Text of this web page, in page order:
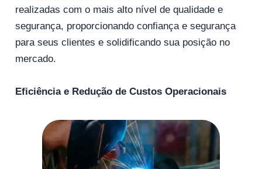
realizadas com o mais alto nível de qualidade e
segurança, proporcionando confiança e segurança
para seus clientes e solidificando sua posição no
mercado.
Eficiência e Redução de Custos Operacionais